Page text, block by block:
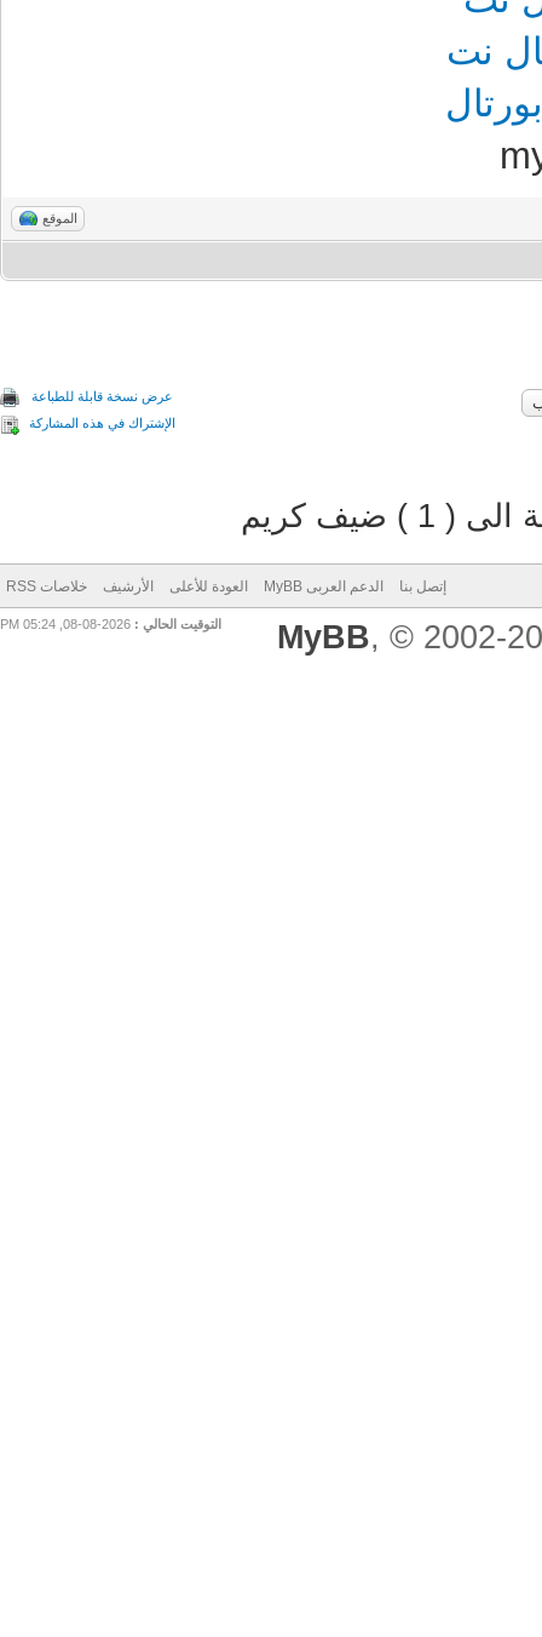
نت
الموقع
عرض نسخة قابلة للطباعة
الإشتراك في هذه المشاركة
كريم
إتصل بنا الدعم العربى MyBB العودة للأعلى الأرشيف خلاصات RSS
التوقيت الحالي :2026-08-08, 05:24 PM MyBB , © 2002-